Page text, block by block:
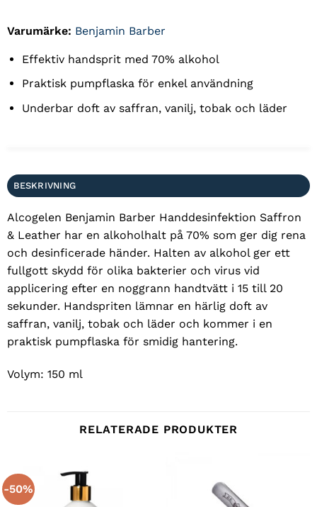
Varumärke: Benjamin Barber
Effektiv handsprit med 70% alkohol
Praktisk pumpflaska för enkel användning
Underbar doft av saffran, vanilj, tobak och läder
BESKRIVNING
Alcogelen Benjamin Barber Handdesinfektion Saffron
& Leather har en alkoholhalt på 70% som ger dig rena
och desinficerade händer. Halten av alkohol ger ett
fullgott skydd för olika bakterier och virus vid
applicering efter en noggrann handtvätt i 15 till 20
sekunder. Handspriten lämnar en härlig doft av
saffran, vanilj, tobak och läder och kommer i en
praktisk pumpflaska för smidig hantering.
Volym: 150 ml
RELATERADE PRODUKTER
-50%